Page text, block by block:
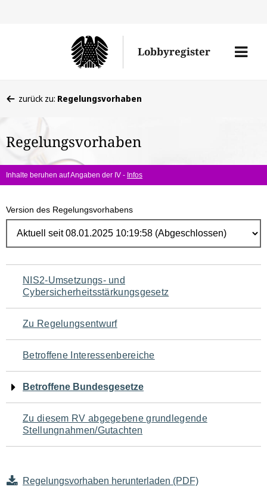
Lobbyregister
Menü
befinden
hier:
zurück zu: Regelungsvorhaben
Regelungsvorhaben
Inhalte beruhen auf Angaben der IV - Infos
Version des Regelungsvorhabens
Navigation
für
den
Seiteninhalt
NIS2-Umsetzungs- und
Cybersicherheitsstärkungsgesetz
Zu Regelungsentwurf
Betroffene Interessenbereiche
Betroffene Bundesgesetze
Zu diesem RV abgegebene grundlegende
Stellungnahmen/Gutachten
Regelungsvorhaben herunterladen (PDF)